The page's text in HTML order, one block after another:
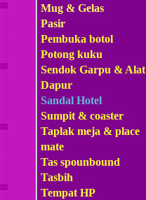
Mug & Gelas
Pasir
Pembuka botol
Potong kuku
Sendok Garpu & Alat
Dapur
Sandal Hotel
Sumpit & coaster
Taplak meja & place
mate
Tas spounbound
Tasbih
Tempat HP